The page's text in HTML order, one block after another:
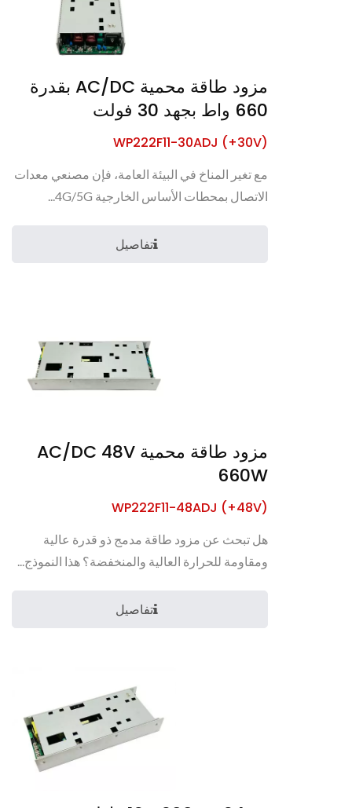
مزود طاقة محمية AC/DC بقدرة
660 واط بجهد 30 فولت
WP222F11-30ADJ (+30V)
مع تغير المناخ في البيئة العامة، فإن مصنعي معدات
الاتصال بمحطات الأساس الخارجية 4G/5G...
تفاصيل
مزود طاقة محمية AC/DC 48V
660W
WP222F11-48ADJ (+48V)
هل تبحث عن مزود طاقة مدمج ذو قدرة عالية
ومقاومة للحرارة العالية والمنخفضة؟ هذا النموذج...
تفاصيل